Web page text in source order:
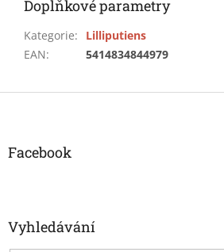
Doplňkové parametry
Kategorie:
Lilliputiens
EAN: 5414834844979
Z
Facebook
Vyhledávání